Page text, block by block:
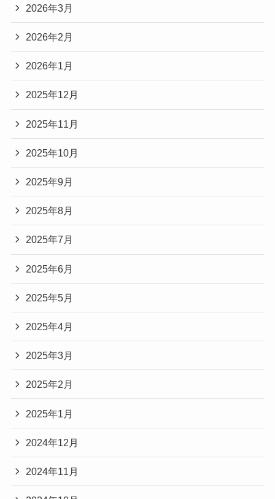
2026年3月
2026年2月
2026年1月
2025年12月
2025年11月
2025年10月
2025年9月
2025年8月
2025年7月
2025年6月
2025年5月
2025年4月
2025年3月
2025年2月
2025年1月
2024年12月
2024年11月